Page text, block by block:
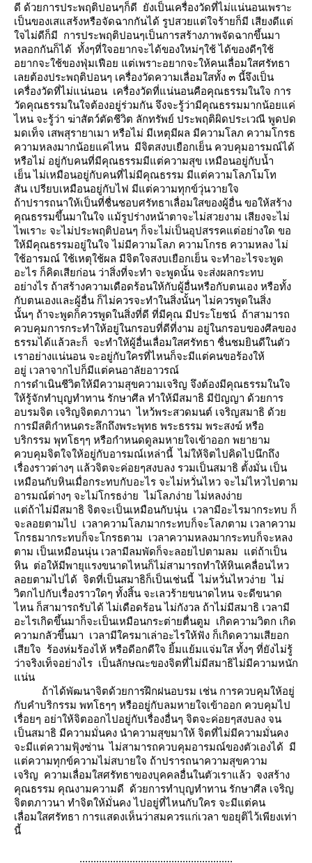
ดี ด้วยการประพฤติปอนๆก็ดี ยังเป็นเครื่องวัดที่ไม่แน่นอนเพราะ
เป็นของเสแสร้งหรือจัดฉากกันได้ รูปสวยแต่ใจร้ายก็มี เสียงดีแต่
จไม่ดีก็มี การประพฤติปอนๆเป็นการสร้างภาพจัดฉากขึ้นมา
หลอกกันก็ได้ ทั้งๆที่ใจอยากจะได้ของใหม่ๆใช้ ได้ของดีๆใช้
อยากจะใช้ของฟุ่มเฟือย แต่เพราะอยากจะให้คนเลื่อมใสศรัทธา
เลยต้องประพฤติปอนๆ เครื่องวัดความเลื่อมใสทั้ง ๓ นี้จึงเป็น
เครื่องวัดที่ไม่แน่นอน เครื่องวัดที่แน่นอนคือคุณธรรมในใจ การ
วัดคุณธรรมในใจต้องอยู่ร่วมกัน จึงจะรู้ว่ามีคุณธรรมมากน้อยแค่
ไหน จะรู้ว่า ฆ่าสัตว์ตัดชีวิต ลักทรัพย์ ประพฤติผิดประเวณี พูดปด
มดเท็จ เสพสุรายาเมา หรือไม่ มีเหตุมีผล มีความโลภ ความโกรธ
ความหลงมากน้อยแค่ไหน มีจิตสงบเยือกเย็น ควบคุมอารมณ์ได้
หรือไม่ อยู่กับคนที่มีคุณธรรมมีแต่ความสุข เหมือนอยู่กับน้ำ
เย็น ไม่เหมือนอยู่กับคนที่ไม่มีคุณธรรม มีแต่ความโลภโมโท
สัน เปรียบเหมือนอยู่กับไฟ มีแต่ความทุกข์วุ่นวายใจ
ถ้าปรารถนาให้เป็นที่ชื่นชอบศรัทธาเลื่อมใสของผู้อื่น ขอให้สร้าง
คุณธรรมขึ้นมาในใจ แม้รูปร่างหน้าตาจะไม่สวยงาม เสียงจะไม่
ไพเราะ จะไม่ประพฤติปอนๆ ก็จะไม่เป็นอุปสรรคแต่อย่างใด ขอ
ห้มีคุณธรรมอยู่ในใจ ไม่มีความโลภ ความโกรธ ความหลง ไม่
ช้อารมณ์ ใช้เหตุใช้ผล มีจิตใจสงบเยือกเย็น จะทำอะไรจะพูด
อะไร ก็คิดเสียก่อน ว่าสิ่งที่จะทำ จะพูดนั้น จะส่งผลกระทบ
อย่างไร ถ้าสร้างความเดือดร้อนให้กับผู้อื่นหรือกับตนเอง หรือทั้ง
กับตนเองและผู้อื่น ก็ไม่ควรจะทำในสิ่งนั้นๆ ไม่ควรพูดในสิ่ง
นั้นๆ ถ้าจะพูดก็ควรพูดในสิ่งที่ดี ที่มีคุณ มีประโยชน์ ถ้าสามารถ
ควบคุมการกระทำให้อยู่ในกรอบที่ดีที่งาม อยู่ในกรอบของศีลของ
ธรรมได้แล้วละก็ จะทำให้ผู้อื่นเลื่อมใสศรัทธา ชื่นชมยินดีในตัว
เราอย่างแน่นอน จะอยู่กับใครที่ไหนก็จะมีแต่คนขอร้องให้
อยู่ เวลาจากไปก็มีแต่คนอาลัยอาวรณ์
การดำเนินชีวิตให้มีความสุขความเจริญ จึงต้องมีคุณธรรมในใจ
ห้รู้จักทำบุญทำทาน รักษาศีล ทำให้มีสมาธิ มีปัญญา ด้วยการ
อบรมจิต เจริญจิตตภาวนา ไหว้พระสวดมนต์ เจริญสมาธิ ด้ว
การมีสติกำหนดระลึกถึงพระพุทธ พระธรรม พระสงฆ์ หรือ
บริกรรม พุทโธๆๆ หรือกำหนดดูลมหายใจเข้าออก พยายาม
ควบคุมจิตใจให้อยู่กับอารมณ์เหล่านี้ ไม่ให้จิตไปคิดไปนึกถึง
เรื่องราวต่างๆ แล้วจิตจะค่อยๆสงบลง รวมเป็นสมาธิ ตั้งมั่น เป็น
เหมือนกับหินเมื่อกระทบกับอะไร จะไม่หวั่นไหว จะไม่ไหวไปตาม
อารมณ์ต่างๆ จะไม่โกรธง่าย ไม่โลภง่าย ไม่หลงง่า
ต่ถ้าไม่มีสมาธิ จิตจะเป็นเหมือนกับนุ่น เวลามีอะไรมากระทบ ก็
จะลอยตามไป เวลาความโลภมากระทบก็จะโลภตาม เวลาความ
กรธมากระทบก็จะโกรธตาม เวลาความหลงมากระทบก็จะหลง
ตาม เป็นเหมือนนุ่น เวลามีลมพัดก็จะลอยไปตามลม แต่ถ้าเป็น
หิน ต่อให้มีพายุแรงขนาดไหนก็ไม่สามารถทำให้หินเคลื่อนไหว
ลอยตามไปได้ จิตที่เป็นสมาธิก็เป็นเช่นนี้ ไม่หวั่นไหวง่าย ไม่
วิตกไปกับเรื่องราวใดๆ ทั้งสิ้น จะเลวร้ายขนาดไหน จะดีขนาด
ไหน ก็สามารถรับได้ ไม่เดือดร้อน ไม่กังวล ถ้าไม่มีสมาธิ เวลามี
อะไรเกิดขึ้นมาก็จะเป็นเหมือนกระต่ายตื่นตูม เกิดความวิตก เกิด
ความกลัวขึ้นมา เวลามีใครมาเล่าอะไรให้ฟัง ก็เกิดความเสียอก
เสียใจ ร้องห่มร้องไห้ หรือดีอกดีใจ ยิ้มแย้มแจ่มใส ทั้งๆ ที่ยังไม่รู้
ว่าจริงเท็จอย่างไร เป็นลักษณะของจิตที่ไม่มีสมาธิไม่มีความหนัก
น่น
ถ้าได้พัฒนาจิตด้วยการฝึกฝนอบรม เช่น การควบคุมให้อยู่
กับคำบริกรรม พทโธๆๆ หรืออยู่กับลมหายใจเข้าออก ควบคุมไป
เรื่อยๆ อย่าให้จิตออกไปอยู่กับเรื่องอื่นๆ จิตจะค่อยๆสงบลง จน
เป็นสมาธิ มีความมั่นคง นำความสุขมาให้ จิตที่ไม่มีความมั่นคง
จะมีแต่ความฟุ้งซ่าน ไม่สามารถควบคุมอารมณ์ของตัวเองได้ มี
ต่ความทุกข์ความไม่สบายใจ ถ้าปรารถนาความสุขความ
เจริญ ความเลื่อมใสศรัทธาของบุคคลอื่นในตัวเราแล้ว จงสร้าง
คุณธรรม คุณงามความดี ด้วยการทำบุญทำทาน รักษาศีล เจริญ
จิตตภาวนา ทำจิตให้มั่นคง ไปอยู่ที่ไหนกับใคร จะมีแต่คน
เลื่อมใสศรัทธา การแสดงเห็นว่าสมควรแก่เวลา ขอยุติไว้เพียงเท่า
นี้
.......................................................